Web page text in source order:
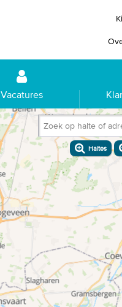
Vacatures
Zoek op halte of
Haltes